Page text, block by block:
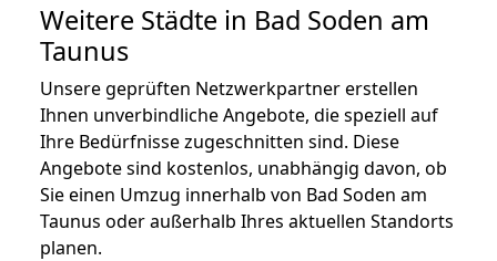
Weitere Städte in Bad Soden am
Taunus
Unsere geprüften Netzwerkpartner erstellen
Ihnen unverbindliche Angebote, die speziell auf
Ihre Bedürfnisse zugeschnitten sind. Diese
Angebote sind kostenlos, unabhängig davon, ob
Sie einen Umzug innerhalb von Bad Soden am
Taunus oder außerhalb Ihres aktuellen Standorts
planen.